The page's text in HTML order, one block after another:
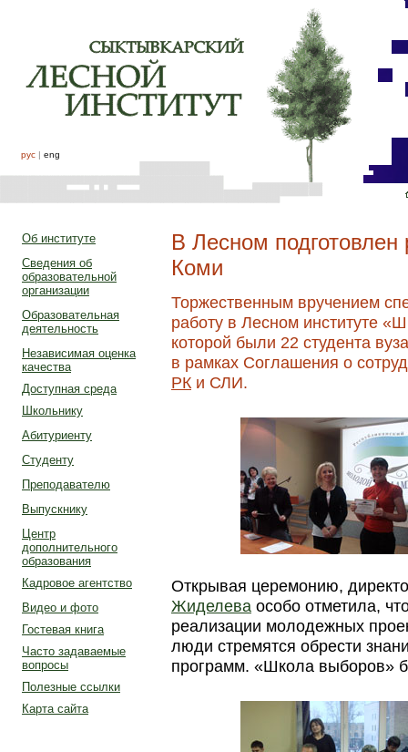
рус | eng
Об институте
Сведения об
образовательной
организации
Образовательная
деятельность
Независимая оценка
качества
Доступная среда
Школьнику
Абитуриенту
Студенту
Преподавателю
Выпускнику
Центр
дополнительного
образования
Кадровое агентство
Видео и фото
Гостевая книга
Часто задаваемые
вопросы
Полезные ссылки
Карта сайта
В Лесном
Коми
Торжественным вручением
работу в Лесном институте
которой были 22 студента
в рамках Соглашения о
РК и СЛИ.
Открывая церемонию,
Жиделева особо отметила,
реализации молодежных
люди стремятся обрести
программ. «Школа выборов»